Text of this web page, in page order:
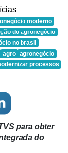
moderno
do agronegócio
no brasil
agro agronegócio
processos
para obter
do